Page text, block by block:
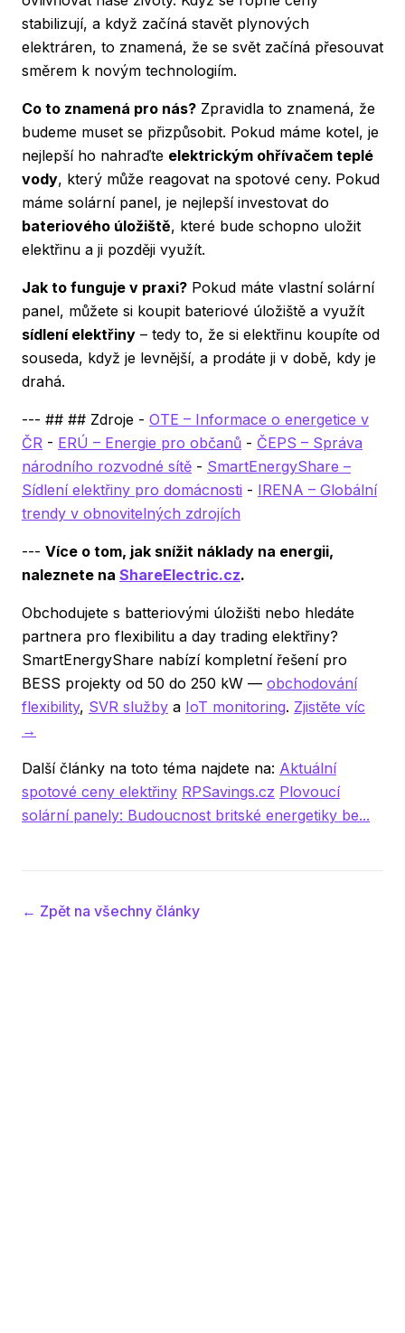
stabilizují, a když začíná stavět plynových
elektráren, to znamená, že se svět začíná přesouvat
směrem k novým technologiím.
Co to znamená pro nás? Zpravidla to znamená, že
budeme muset se přizpůsobit. Pokud máme kotel, je
nejlepší ho nahraďte elektrickým ohřívačem teplé
vody, který může reagovat na spotové ceny. Pokud
máme solární panel, je nejlepší investovat do
bateriového úložiště, které bude schopno uložit
elektřinu a ji později využít.
Jak to funguje v praxi? Pokud máte vlastní solární
panel, můžete si koupit bateriové úložiště a využít
sídlení elektřiny – tedy to, že si elektřinu koupíte od
souseda, když je levnější, a prodáte ji v době, kdy je
drahá.
--- ## ## Zdroje - OTE – Informace o energetice v
ČR - ERÚ – Energie pro občanů - ČEPS – Správa
národního rozvodné sítě - SmartEnergyShare –
Sídlení elektřiny pro domácnosti - IRENA – Globální
trendy v obnovitelných zdrojích
--- Více o tom, jak snížit náklady na energii,
naleznete na ShareElectric.cz.
Obchodujete s batteriovými úložišti nebo hledáte
partnera pro flexibilitu a day trading elektřiny?
SmartEnergyShare nabízí kompletní řešení pro
BESS projekty od 50 do 250 kW — obchodování
flexibility, SVR služby a IoT monitoring. Zjistěte víc
→
Další články na toto téma najdete na: Aktuální
spotové ceny elektřiny RPSavings.cz Plovoucí
solární panely: Budoucnost britské energetiky be...
← Zpět na všechny články